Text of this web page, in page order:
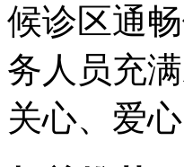
候诊区通
务人员充
关心、爱